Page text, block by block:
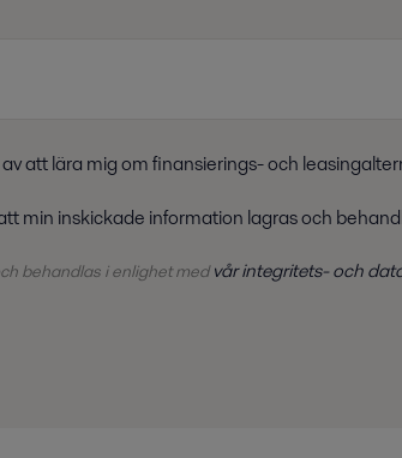
att lära mig om finansierings- och
min inskickade information lagras och
behandlas i enlighet medvår integritets- och